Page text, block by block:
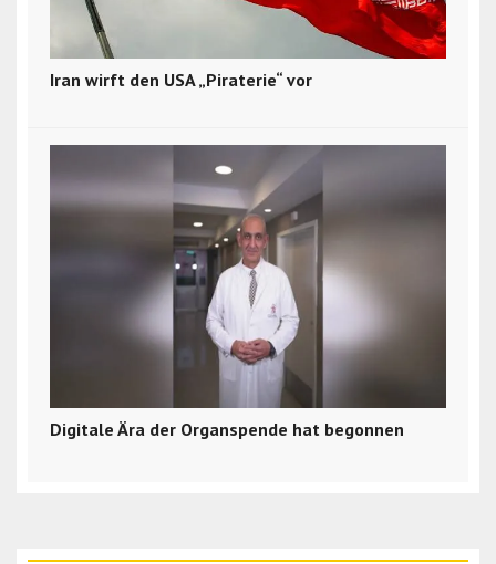
Iran wirft den USA „Piraterie“ vor
Digitale Ära der Organspende hat begonnen